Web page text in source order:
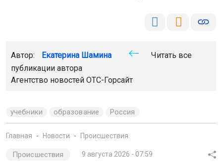
Автор: Екатерина Шамина
Читать все
публикации автора
Агентство новостей ОТС-Горсайт
учебники образование Россия
Главная Новости Происшествия
Происшествия 9 августа 2026 - 07:59